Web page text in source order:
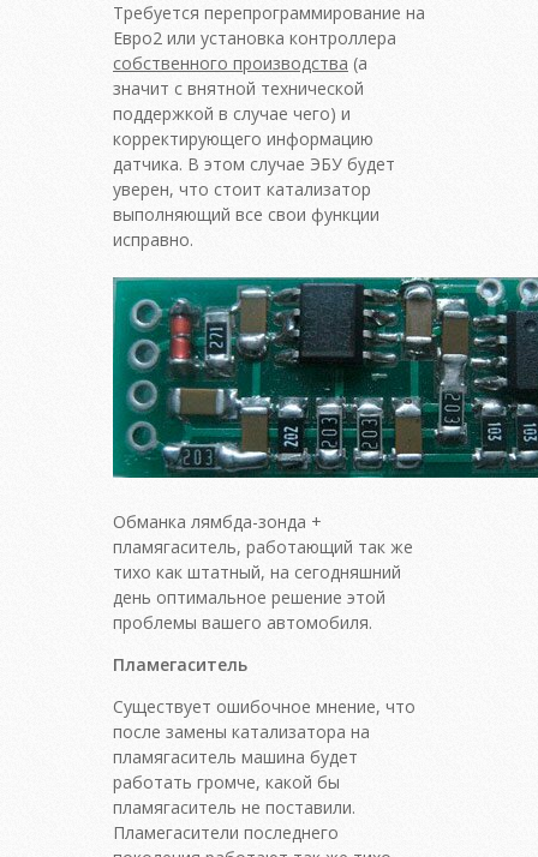
Требуется перепрограммирование на
Евро2 или установка контроллера
собственного производства (а
значит с внятной технической
поддержкой в случае чего) и
корректирующего информацию
датчика. В этом случае ЭБУ будет
уверен, что стоит катализатор
выполняющий все свои функции
исправно.
Обманка лямбда-зонда +
пламягаситель, работающий так же
тихо как штатный, на сегодняшний
день оптимальное решение этой
проблемы вашего автомобиля.
Пламегаситель
Существует ошибочное мнение, что
после замены катализатора на
пламягаситель машина будет
работать громче, какой бы
пламягаситель не поставили.
Пламегасители последнего